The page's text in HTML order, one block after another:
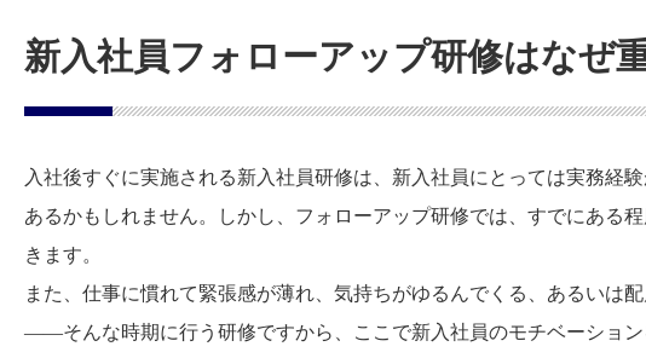
新入社員フォローアップ研修はなぜ
入社後すぐに実施される新入社員研修は、新入社員にとっては実務経
あるかもしれません。しかし、フォローアップ研修では、すでにある
きます。
また、仕事に慣れて緊張感が薄れ、気持ちがゆるんでくる、あるいは
――そんな時期に行う研修ですから、ここで新入社員のモチベーショ